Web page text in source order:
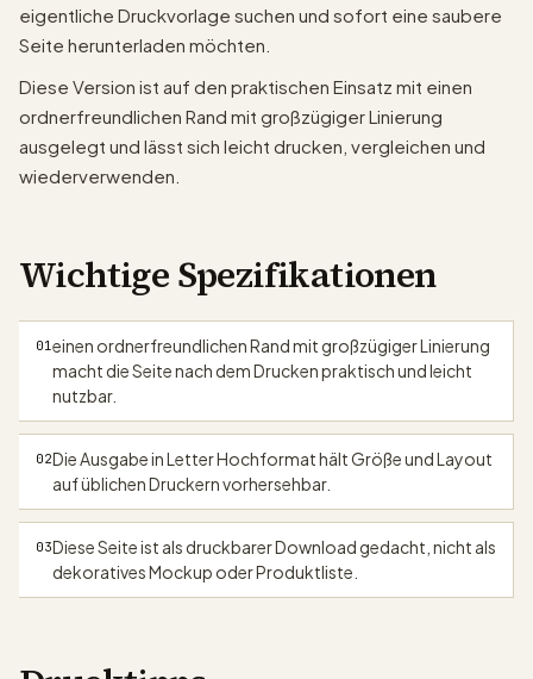
eigentliche Druckvorlage suchen und sofort eine saubere
Seite herunterladen möchten.
Diese Version ist auf den praktischen Einsatz mit einen
ordnerfreundlichen Rand mit großzügiger Linierung
ausgelegt und lässt sich leicht drucken, vergleichen und
wiederverwenden.
Wichtige Spezifikationen
01einen ordnerfreundlichen Rand mit großzügiger Linierung
macht die Seite nach dem Drucken praktisch und leicht
nutzbar.
02Die Ausgabe in Letter Hochformat hält Größe und Layout
auf üblichen Druckern vorhersehbar.
03Diese Seite ist als druckbarer Download gedacht, nicht als
dekoratives Mockup oder Produktliste.